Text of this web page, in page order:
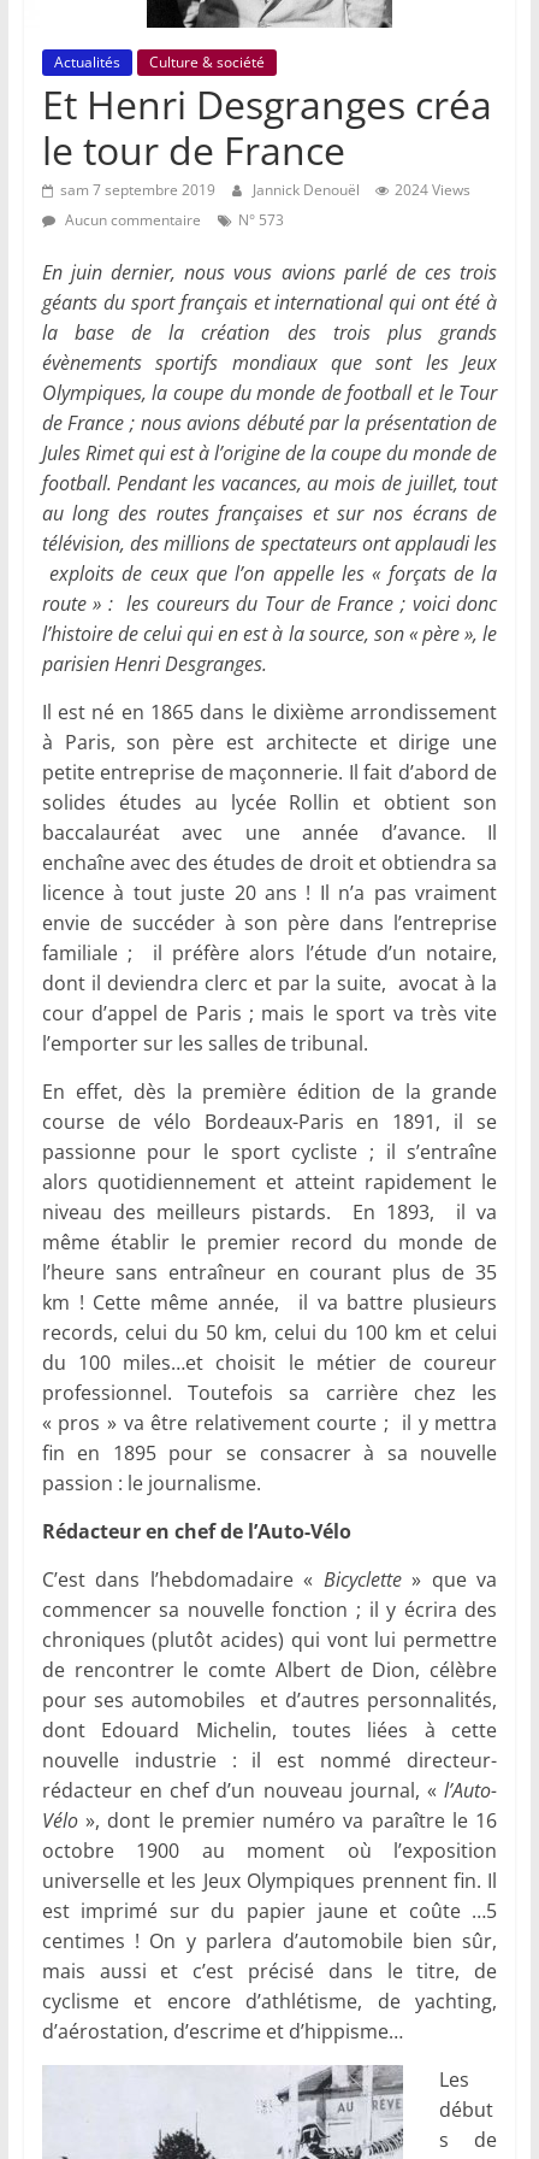
Actualités Culture & société
Et Henri Desgranges créa
le tour de France
sam 7 septembre 2019 Jannick Denouël
2024 Views
Aucun commentaire
N° 573
En juin dernier, nous vous avions parlé de ces trois
géants du sport français et international qui ont été à
la base de la création des trois plus grands
évènements sportifs mondiaux que sont les Jeux
Olympiques, la coupe du monde de football et le Tour
de France ; nous avions débuté par la présentation de
Jules Rimet qui est à l’origine de la coupe du monde de
football. Pendant les vacances, au mois de juillet, tout
au long des routes françaises et sur nos écrans de
télévision, des millions de spectateurs ont applaudi les
exploits de ceux que l’on appelle les « forçats de la
route » : les coureurs du Tour de France ; voici donc
l’histoire de celui qui en est à la source, son « père », le
parisien Henri Desgranges.
Il est né en 1865 dans le dixième arrondissement
à Paris, son père est architecte et dirige une
petite entreprise de maçonnerie. Il fait d’abord de
solides études au lycée Rollin et obtient son
baccalauréat avec une année d’avance. Il
enchaîne avec des études de droit et obtiendra sa
licence à tout juste 20 ans ! Il n’a pas vraiment
envie de succéder à son père dans l’entreprise
familiale ; il préfère alors l’étude d’un notaire,
dont il deviendra clerc et par la suite, avocat à la
cour d’appel de Paris ; mais le sport va très vite
l’emporter sur les salles de tribunal.
En effet, dès la première édition de la grande
course de vélo Bordeaux-Paris en 1891, il se
passionne pour le sport cycliste ; il s’entraîne
alors quotidiennement et atteint rapidement le
niveau des meilleurs pistards. En 1893, il va
même établir le premier record du monde de
l’heure sans entraîneur en courant plus de 35
km ! Cette même année, il va battre plusieurs
records, celui du 50 km, celui du 100 km et celui
du 100 miles…et choisit le métier de coureur
professionnel. Toutefois sa carrière chez les
« pros » va être relativement courte ; il y mettra
fin en 1895 pour se consacrer à sa nouvelle
passion : le journalisme.
Rédacteur en chef de l’Auto-Vélo
C’est dans l’hebdomadaire « Bicyclette» que va
commencer sa nouvelle fonction ; il y écrira des
chroniques (plutôt acides) qui vont lui permettre
de rencontrer le comte Albert de Dion, célèbre
pour ses automobiles et d’autres personnalités,
dont Edouard Michelin, toutes liées à cette
nouvelle industrie : il est nommé directeur-
rédacteur en chef d’un nouveau journal, «l’Auto-
Vélo», dont le premier numéro va paraître le 16
octobre 1900 au moment où l’exposition
universelle et les Jeux Olympiques prennent fin. Il
est imprimé sur du papier jaune et coûte …5
centimes ! On y parlera d’automobile bien sûr,
mais aussi et c’est précisé dans le titre, de
cyclisme et encore d’athlétisme, de yachting,
d’aérostation, d’escrime et d’hippisme…
Les
début
s de